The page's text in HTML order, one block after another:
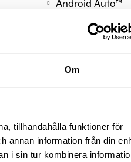
Om
tillhandahålla funktioner för
annan information från din
i sin tur kombinera
Android Auto™
Autobroms
(FCA 2.0)
Elfönsterhissar
Uppvärmbara
Nyckelfritt
LED bakljus
Eluppvärmd ratt